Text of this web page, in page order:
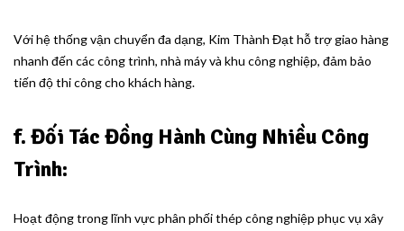
Với hệ thống vận chuyển đa dạng, Kim Thành Đạt hỗ trợ giao hàng
nhanh đến các công trình, nhà máy và khu công nghiệp, đảm bảo
tiến độ thi công cho khách hàng.
f. Đối Tác Đồng Hành Cùng Nhiều Công
Trình:
Hoạt động trong lĩnh vực phân phối thép công nghiệp phục vụ xây